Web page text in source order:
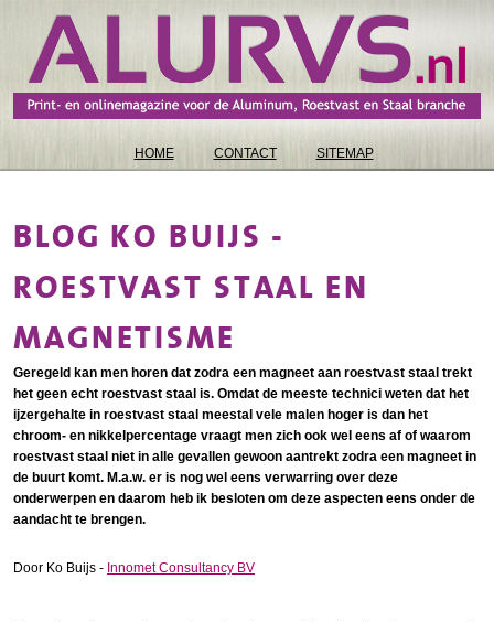
HOME CONTACT SITEMAP
BLOG KO BUIJS -
ROESTVAST STAAL EN
MAGNETISME
Geregeld kan men horen dat zodra een magneet aan roestvast staal trekt
het geen echt roestvast staal is. Omdat de meeste technici weten dat het
ijzergehalte in roestvast staal meestal vele malen hoger is dan het
chroom- en nikkelpercentage vraagt men zich ook wel eens af of waarom
roestvast staal niet in alle gevallen gewoon aantrekt zodra een magneet in
de buurt komt. M.a.w. er is nog wel eens verwarring over deze
onderwerpen en daarom heb ik besloten om deze aspecten eens onder de
aandacht te brengen.
Door Ko Buijs - Innomet Consultancy BV